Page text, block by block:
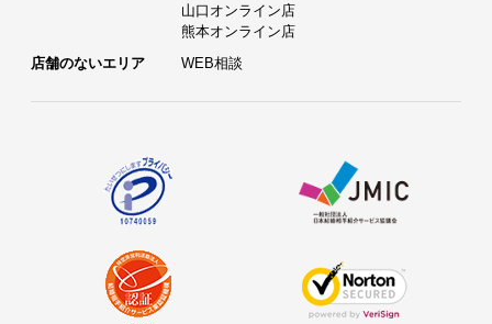
山口オンライン店
熊本オンライン店
店舗のないエリア
WEB相談